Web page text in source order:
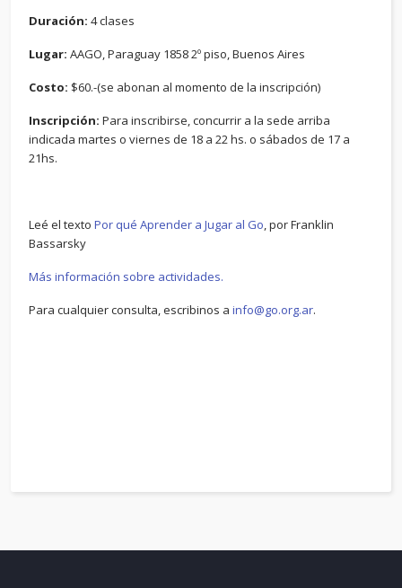
Duración: 4 clases
Lugar: AAGO, Paraguay 1858 2º piso, Buenos Aires
Costo: $60.-(se abonan al momento de la inscripción)
Inscripción: Para inscribirse, concurrir a la sede arriba
indicada martes o viernes de 18 a 22 hs. o sábados de 17 a
21hs.
Leé el texto Por qué Aprender a Jugar al Go, por Franklin
Bassarsky
Más información sobre actividades.
Para cualquier consulta, escribinos a info@go.org.ar.